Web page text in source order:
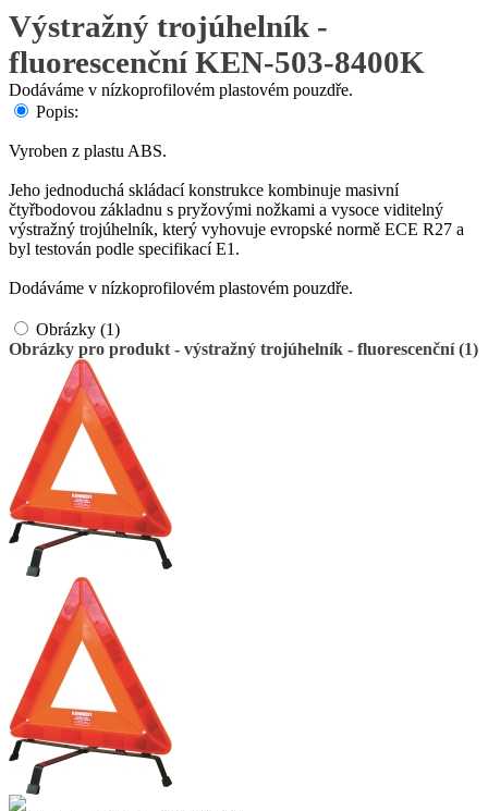
Výstražný trojúhelník -
fluorescenční KEN-503-8400K
Dodáváme v nízkoprofilovém plastovém pouzdře.
Popis:
Vyroben z plastu ABS.
Jeho jednoduchá skládací konstrukce kombinuje masivní
čtyřbodovou základnu s pryžovými nožkami a vysoce viditelný
výstražný trojúhelník, který vyhovuje evropské normě ECE R27 a
byl testován podle specifikací E1.
Dodáváme v nízkoprofilovém plastovém pouzdře.
Obrázky (1)
Obrázky pro produkt - výstražný trojúhelník - fluorescenční (1)